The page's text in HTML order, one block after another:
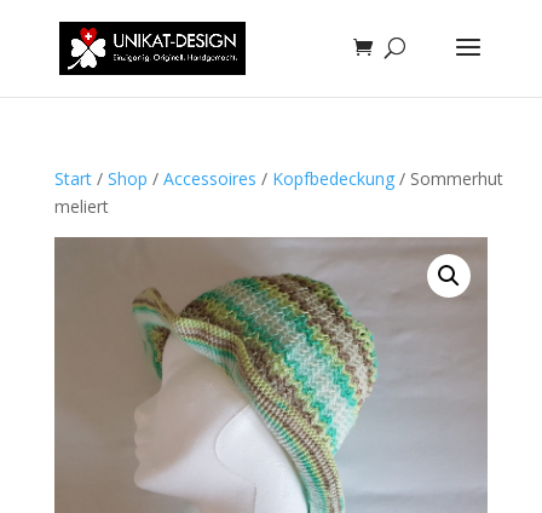
Start/ Shop / Accessoires / Kopfbedeckung/ Sommerhut
meliert